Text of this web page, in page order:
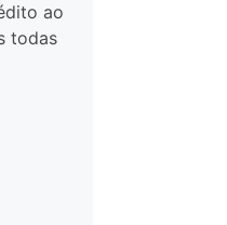
ao
todas